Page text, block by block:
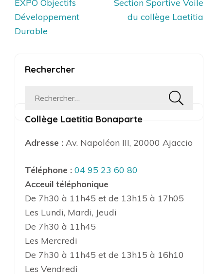
de
l’article
EXPO Objectifs
Développement
Durable
Section Sportive Voile
du collège Laetitia
Rechercher
Rechercher :
Collège Laetitia Bonaparte
Adresse : Av. Napoléon III, 20000 Ajaccio
Téléphone : 04 95 23 60 80
Acceuil téléphonique
De 7h30 à 11h45 et de 13h15 à 17h05
Les Lundi, Mardi, Jeudi
De 7h30 à 11h45
Les Mercredi
De 7h30 à 11h45 et de 13h15 à 16h10
Les Vendredi